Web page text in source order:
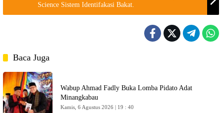
Science Sistem Identifakasi Bakat.
Baca Juga
Wabup Ahmad Fadly Buka Lomba Pidato Adat
Minangkabau
Kamis, 6 Agustus 2026 | 19 : 40